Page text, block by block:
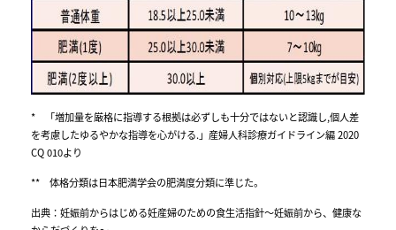
* 「増加量を厳格に指導する根拠は必ずしも十分ではないと認識し,個人差
を考慮したゆるやかな指導を心がける.」産婦人科診療ガイドライン編 2020
CQ 010より
** 体格分類は日本肥満学会の肥満度分類に準じた。
出典：妊娠前からはじめる妊産婦のための食生活指針～妊娠前から、健康な